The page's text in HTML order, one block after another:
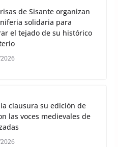
de Sisante organizan
solidaria para
el tejado de su histórico
clausura su edición de
las voces medievales de